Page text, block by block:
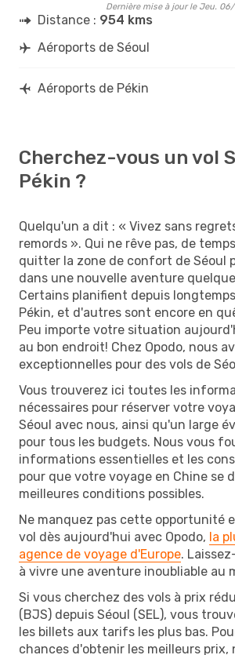
Dernière mise à jour le Jeu.
Distance : 954 kms
Aéroports de Séoul
Aéroports de Pékin
Cherchez-vous un vol
Pékin ?
Quelqu'un a dit : « Vivez sans
remords ». Qui ne rêve pas, de
quitter la zone de confort de Séoul
dans une nouvelle aventure
Certains planifient depuis
Pékin, et d'autres sont encore en
Peu importe votre situation
au bon endroit! Chez Opodo, nous
exceptionnelles pour des vols de
Vous trouverez ici toutes les
nécessaires pour réserver votre
Séoul avec nous, ainsi qu'un large
pour tous les budgets. Nous vous
informations essentielles et les
pour que votre voyage en Chine se
meilleures conditions possibles.
Ne manquez pas cette opportunité
vol dès aujourd'hui avec Opodo, la
agence de voyage d'Europe.
à vivre une aventure inoubliable au
Si vous cherchez des vols à prix
(BJS) depuis Séoul (SEL), vous
les billets aux tarifs les plus bas.
chances d'obtenir les meilleurs prix,